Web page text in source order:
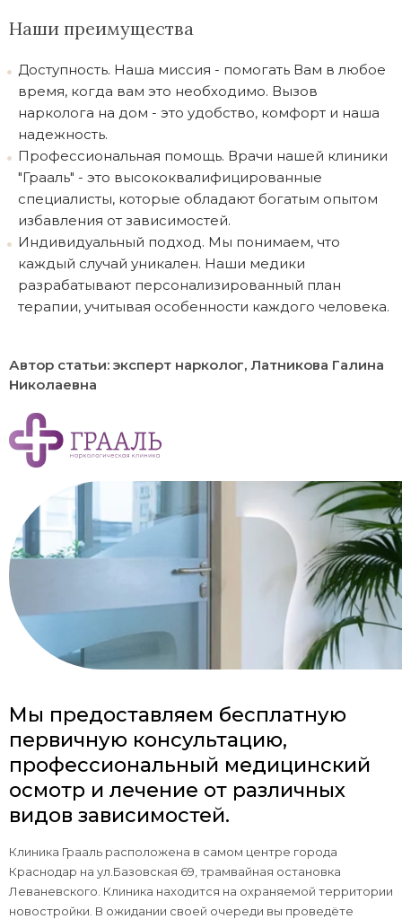
Наши преимущества
Доступность. Наша миссия - помогать Вам в любое
время, когда вам это необходимо. Вызов
нарколога на дом - это удобство, комфорт и наша
надежность.
Профессиональная помощь. Врачи нашей клиники
"Грааль" - это высококвалифицированные
специалисты, которые обладают богатым опытом
избавления от зависимостей.
Индивидуальный подход. Мы понимаем, что
каждый случай уникален. Наши медики
разрабатывают персонализированный план
терапии, учитывая особенности каждого человека.
Автор статьи: эксперт нарколог, Латникова Галина
Николаевна
Мы предоставляем бесплатную
первичную консультацию,
профессиональный медицинский
осмотр и лечение от различных
видов зависимостей.
Клиника Грааль расположена в самом центре города
Краснодар на ул.Базовская 69, трамвайная остановка
Леваневского. Клиника находится на охраняемой территории
новостройки. В ожидании своей очереди вы проведёте